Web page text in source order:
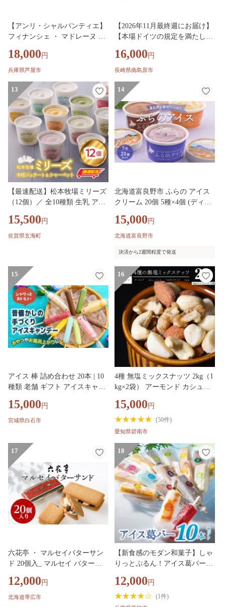
【アンリ・シャルパンティエ】
フィナンシェ ・ マドレーヌ 詰
共通返礼品）
18,000 円
兵庫県芦屋市
【2026年11月最終週にお届け】
【本場ドイツの規定を満たし
本 (約500g) / シュトレン クリス
マス 洋菓子 ケーキ ギフト プレ
16,000 円
長崎県南島原市
13
【最速配送】松本牧場ミリーズ
（12個）／ 全10種類 生乳 アイ
ト デザート スイーツ アイスク
リーム 菓子 １２個 セット ミル
グルト 熟成焼き芋 みかんシャ
ーベット いちごシャーベット
佐賀県 玄海町
15,500 円
佐賀県玄海町
14
北海道富良野市 ふらの アイス
クリーム 20個 5種×4個 (ディー
ト 北海道 富良野市 道産 直送
ふらの 贈り物 ギフト
15,000 円
北海道富良野市
決済から2週間程度で発送
15
アイス 棒 詰め合わせ 20本 | 10
種類 老舗 ギフト アイスキャン
さかもちや 日下食品 手づくり
お中元対応 ふるさと納税 宮城
15,000 円
宮城県白石市
16
4種 無塩ミックスナッツ 2kg（1
kg×2袋） アーモンド カシュー
み 生ナッツ 直火焙煎 おつまみ
おやつ 大満足 チャック付き 美
容 健康 人気 高リピート ナッツ
15,000 円
(50件)
愛知県碧南市
17
六花亭 ・ マルセイバターサン
ド 20個入_ マルセイ バターサ
菓子 レーズンサンド ギフト プ
レゼント 贈り物 ふるさと 【14
12,000 円
北海道帯広市
18
【新食感のモダン和菓子】しゃ
りっとぷるん！アイス葛バー10
12,000 円
(1件)